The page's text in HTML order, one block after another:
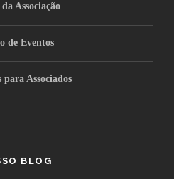
Associação
de Eventos
para Associados
BLOG